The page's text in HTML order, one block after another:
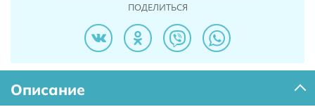
ПОДЕЛИТЬСЯ
Описание